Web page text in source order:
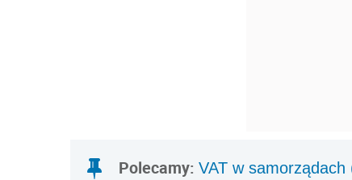
Polecamy: VAT w samorządach